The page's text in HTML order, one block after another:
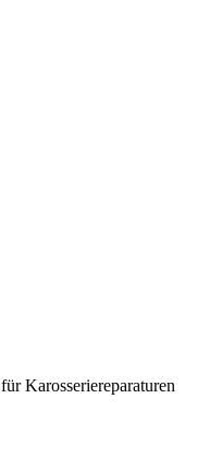
Karosseriereparaturen